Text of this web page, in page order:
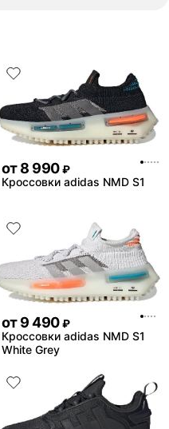
Недостатки:
замша , это все ,но это
времени Комментарий:
фанатов это пушка ,
пожалеете
от8 990 ₽
Кроссовки adidas NMD S1
от9 490 ₽
Кроссовки adidas NMD S1
White Grey